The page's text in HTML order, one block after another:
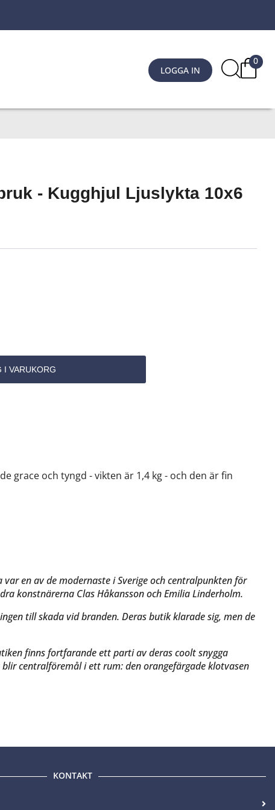
LOGGA IN
0
- Kugghjul Ljuslykta 10x6
grace och tyngd - vikten är 1,4 kg - och den är fin
en av de modernaste i Sverige och centralpunkten för
konstnärerna Clas Håkansson och Emilia Linderholm.
till skada vid branden. Deras butik klarade sig, men de
finns fortfarande ett parti av deras coolt snygga
centralföremål i ett rum: den orangefärgade klotvasen
KONTAKT